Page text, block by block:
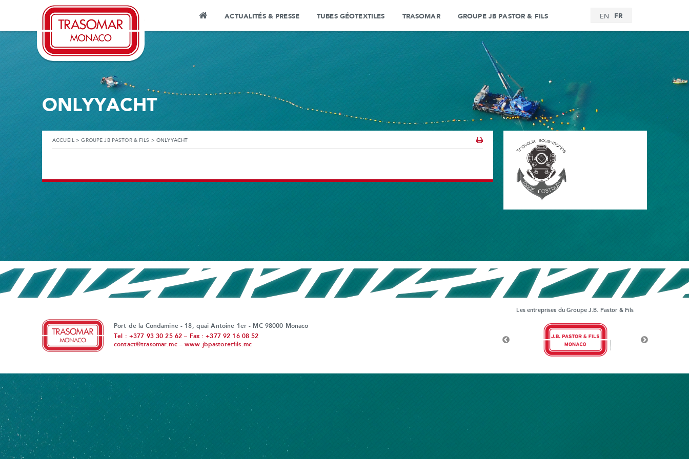
ACTUALITÉS & PRESSE TUBES GÉOTEXTILES TRASOMAR GROUPE JB PASTOR & FILS EN FR
ONLYYACHT
ACCUEIL>GROUPE JB PASTOR & FILS >ONLYYACHT
Port de la Condamine - 18, quai Antoine 1er - MC 98000 Monaco
Tel : +377 93 30 25 62 – Fax : +377 92 16 08 52
contact@trasomar.mc–www.jbpastoretfils.mc
Les entreprises du Groupe J.B. Pastor & Fils